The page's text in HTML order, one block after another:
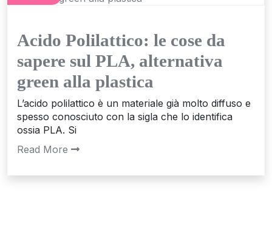
Acido Polilattico: le cose da
sapere sul PLA, alternativa
green alla plastica
L’acido polilattico è un materiale già molto diffuso e
spesso conosciuto con la sigla che lo identifica
ossia PLA. Si
Read More